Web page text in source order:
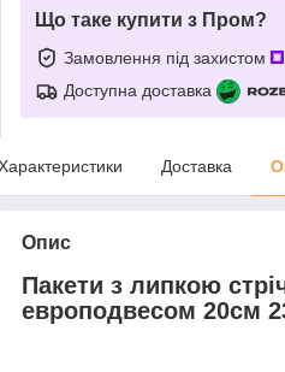
Що таке купити з Пром?
Замовлення під захистом
Доступна доставка
Доставка
Опис
Пакети з липкою
европодвесом 20см